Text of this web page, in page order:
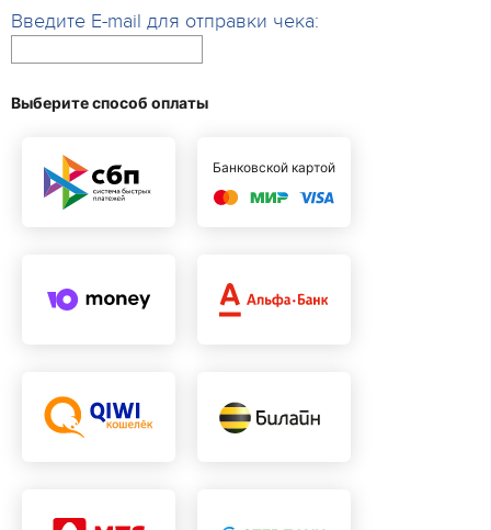
Введите E-mail для отправки чека:
Выберите способ оплаты
Банковской картой